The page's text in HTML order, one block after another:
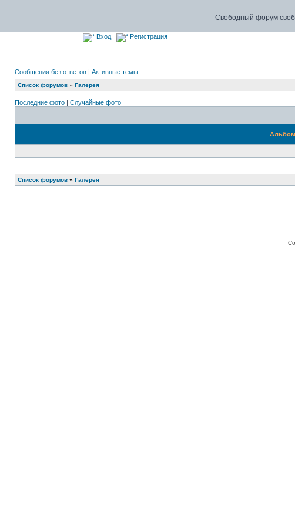
Свободный форум
Вход Регистрация
Сообщения без ответов | Активные темы
Список форумов » Галерея
Последние фото | Случайные фото
Альбом
Список форумов » Галерея